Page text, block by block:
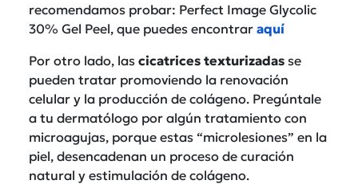
recomendamos probar: Perfect Image Glycolic
30% Gel Peel, que puedes encontrar aquí
Por otro lado, las cicatrices texturizadas se
pueden tratar promoviendo la renovación
celular y la producción de colágeno. Pregúntale
a tu dermatólogo por algún tratamiento con
microagujas, porque estas “microlesiones” en la
piel, desencadenan un proceso de curación
natural y estimulación de colágeno.